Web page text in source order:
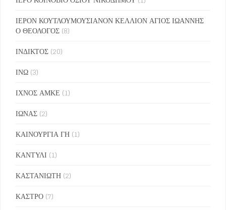
ΙΕΡΟΝ ΚΟΥΤΛΟΥΜΟΥΣΙΑΝΟΝ ΚΕΛΛΙΟΝ ΑΓΙΟΣ ΙΩΑΝΝΗΣ
Ο ΘΕΟΛΟΓΟΣ (8)
ΙΝΔΙΚΤΟΣ (20)
ΙΝΩ (3)
ΙΧΝΟΣ ΑΜΚΕ (1)
ΙΩΝΑΣ (2)
ΚΑΙΝΟΥΡΓΙΑ ΓΗ (1)
ΚΑΝΤΥΛΙ (1)
ΚΑΣΤΑΝΙΩΤΗ (2)
ΚΑΣΤΡΟ (7)